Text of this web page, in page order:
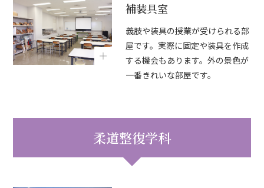
補装具室
義肢や装具の授業が受けられる部
屋です。実際に固定や装具を作成
する機会もあります。外の景色が
一番きれいな部屋です。
柔道整復学科